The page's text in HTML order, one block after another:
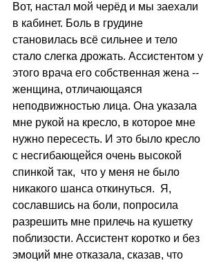
Вот, настал мой черёд и мы заехали
в кабинет. Боль в грудине
становилась всё сильнее и тело
стало слегка дрожать. Ассистентом у
этого врача его собственная жена --
женщина, отличающаяся
неподвижностью лица. Она указала
мне рукой на кресло, в которое мне
нужно пересесть. И это было кресло
с несгибающейся очень высокой
спинкой так,  что у меня не было
никакого шанса откинуться.  Я,
сославшись на боли, попросила
разрешить мне прилечь на кушетку
поблизости. Ассистент коротко и без
эмоций мне отказала, сказав, что